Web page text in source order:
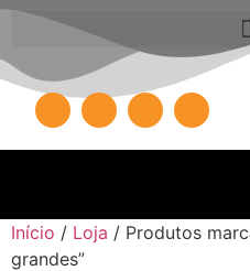
Início / Loja / Produtos
grandes”